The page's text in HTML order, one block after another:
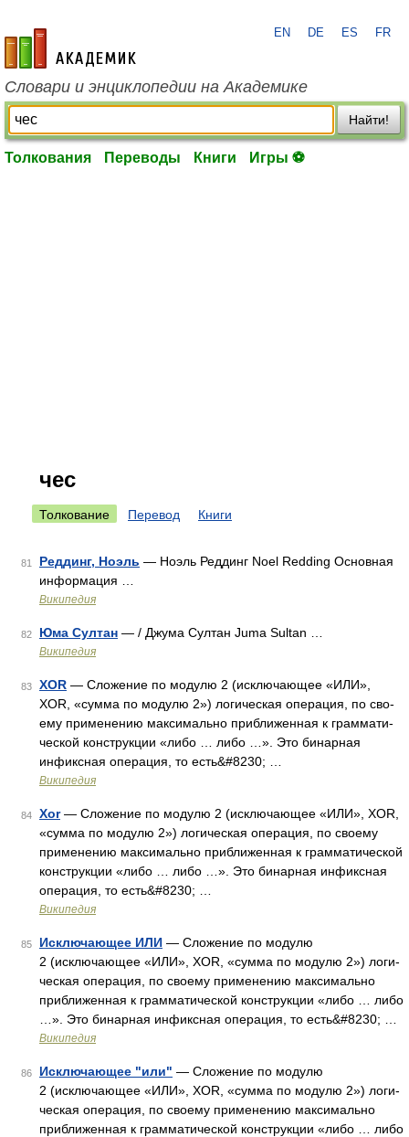
academic.ru
EN DE ES FR
Словари и энциклопедии на Академике
Найти!
Толкования Переводы Книги Игры ⚽
чес
Толкование Перевод Книги
81 Реддинг, Ноэль — Ноэль Реддинг Noel Redding Основная
информация …
Википедия
82 Юма Султан — / Джума Султан Juma Sultan …
Википедия
83 XOR — Сложение по модулю 2 (исключающее «ИЛИ»,
XOR, «сумма по модулю 2») ло­ги­чес­кая опе­ра­ция, по сво­
ему при­ме­не­нию мак­си­маль­но при­бли­жен­ная к грам­ма­ти­
чес­кой кон­струк­ции «либо … либо …». Это бинарная
инфиксная опе­ра­ция, то есть&#8230; …
Википедия
84 Xor— Сложение по модулю 2 (исключающее «ИЛИ», XOR,
«сумма по модулю 2») ло­ги­чес­кая опе­ра­ция, по сво­ему
при­ме­не­нию мак­си­маль­но при­бли­жен­ная к грам­ма­ти­чес­кой
кон­струк­ции «либо … либо …». Это бинарная инфиксная
опе­ра­ция, то есть&#8230; …
Википедия
85 Исключающее ИЛИ — Сложение по модулю
2 (исключающее «ИЛИ», XOR, «сумма по модулю 2») ло­ги­
чес­кая опе­ра­ция, по сво­ему при­ме­не­нию мак­си­маль­но
при­бли­жен­ная к грам­ма­ти­чес­кой кон­струк­ции «либо … либо
…». Это бинарная инфиксная опе­ра­ция, то есть&#8230; …
Википедия
86 Исключающее "или" — Сложение по модулю
2 (исключающее «ИЛИ», XOR, «сумма по модулю 2») ло­ги­
чес­кая опе­ра­ция, по сво­ему при­ме­не­нию мак­си­маль­но
при­бли­жен­ная к грам­ма­ти­чес­кой кон­струк­ции «либо … либо